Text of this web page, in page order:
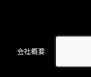
会社概要